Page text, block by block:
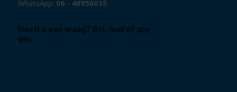
andere vaat. Want daar
in- en uit te ruimen.
WhatsApp: 06 - 48956035
Heeft u een vraag? Bel, mail of app
ons